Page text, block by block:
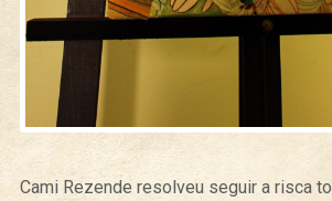
Cami Rezende resolveu seguir a risca